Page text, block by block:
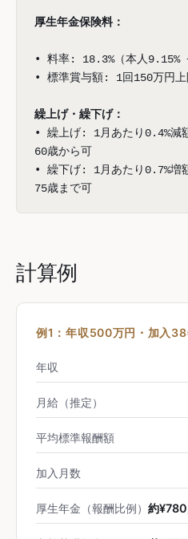
厚生年金保険料：
• 料率: 18.3%（本人9.15%
• 標準賞与額: 1回150万円上
繰上げ・繰下げ：
• 繰上げ: 1月あたり0.4%減
60歳から可
• 繰下げ: 1月あたり0.7%増
75歳まで可
計算例
例1：年収500万円・加入
年収
月給（推定）
平均標準報酬額
加入月数
厚生年金（報酬比例） 約